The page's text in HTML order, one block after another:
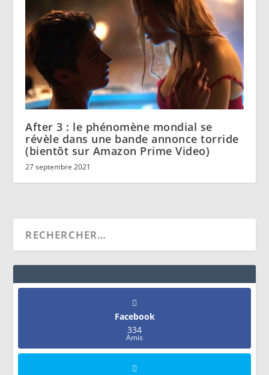
After 3 : le phénomène mondial se
révèle dans une bande annonce torride
(bientôt sur Amazon Prime Video)
27 septembre 2021
Facebook
334
Amis